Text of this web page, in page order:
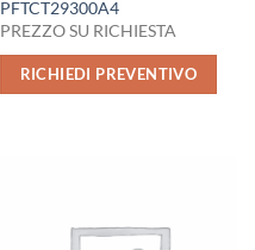
PFTCT29300A4
PREZZO SU RICHIESTA
RICHIEDI PREVENTIVO